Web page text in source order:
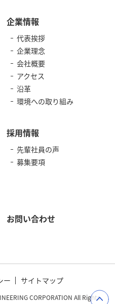
企業情報
代表挨拶
企業理念
会社概要
アクセス
沿革
環境への取り組み
採用情報
先輩社員の声
募集要項
お問い合わせ
ー サイトマップ
CORPORATION All Rights